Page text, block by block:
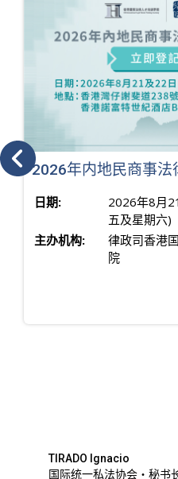
2026年内地民商事法
日期:
2026年8月
五及星期六)
主办机构:
律政司香港
院
TIRADO Ignacio
国际统一私法协会・秘书